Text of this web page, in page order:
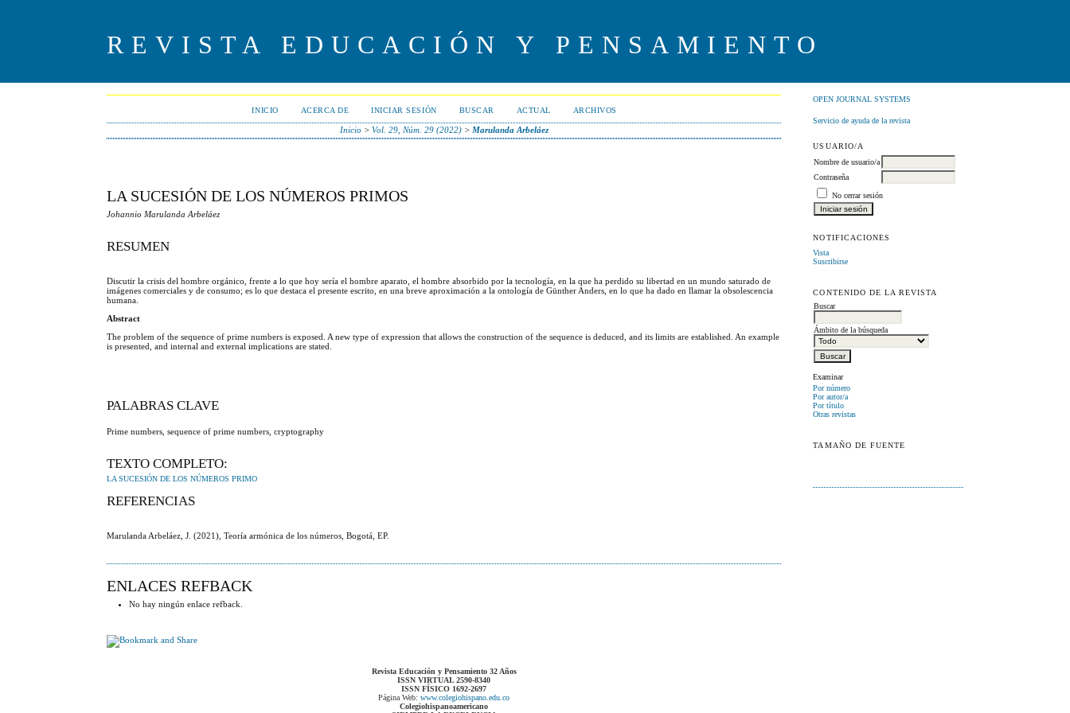
REVISTA EDUCACIÓN Y PENSAMIENTO
OPEN JOURNAL SYSTEMS
Servicio de ayuda de la revista
USUARIO/A
Nombre de usuario/a
Contraseña
No cerrar sesión
NOTIFICACIONES
Vista
Suscribirse
CONTENIDO DE LA REVISTA
Buscar
Ámbito de la búsqueda
Examinar
Por número
Por autor/a
Por título
Otras revistas
TAMAÑO DE FUENTE
INICIO ACERCA DE INICIAR SESIÓN BUSCAR ACTUAL ARCHIVOS
Inicio> Vol. 29, Núm. 29 (2022)> Marulanda Arbeláez
LA SUCESIÓN DE LOS NÚMEROS PRIMOS
Johannio Marulanda Arbeláez
RESUMEN
Discutir la crisis del hombre orgánico, frente a lo que hoy sería el hombre aparato, el hombre absorbido por la tecnología, en la que ha perdido su libertad en un mundo saturado de
imágenes comerciales y de consumo; es lo que destaca el presente escrito, en una breve aproximación a la ontología de Günther Anders, en lo que ha dado en llamar la obsolescencia
humana.
Abstract
The problem of the sequence of prime numbers is exposed. A new type of expression that allows the construction of the sequence is deduced, and its limits are established. An example
is presented, and internal and external implications are stated.
PALABRAS CLAVE
Prime numbers, sequence of prime numbers, cryptography
TEXTO COMPLETO:
LA SUCESIÓN DE LOS NÚMEROS PRIMO
REFERENCIAS
Marulanda Arbeláez, J. (2021), Teoría armónica de los números, Bogotá, EP.
ENLACES REFBACK
No hay ningún enlace refback.
Revista Educación y Pensamiento 32 Años
ISSN VIRTUAL 2590-8340
ISSN FÍSICO 1692-2697
Página Web:www.colegiohispano.edu.co
Colegiohispanoamericano